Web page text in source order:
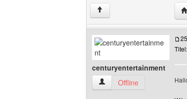
↑
centuryentertainment
centuryentertainment
Offline
Titel: